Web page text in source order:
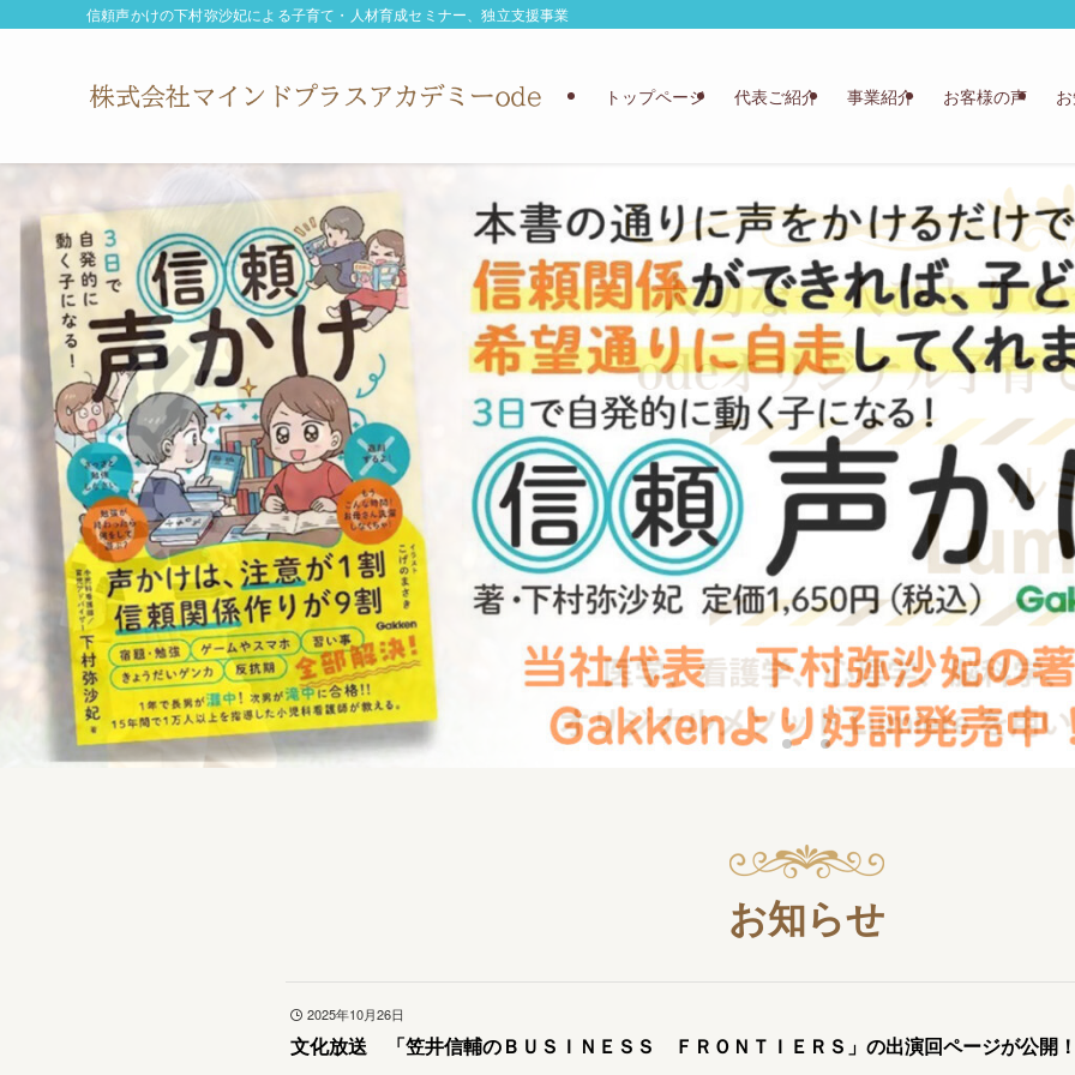
信頼声かけの下村弥沙妃による子育て・人材育成セミナー、独立支援事業
トップページ 代表ご紹介 事業紹介 お客様の声
お知らせ
2025年10月26日
文化放送 「笠井信輔のＢＵＳＩＮＥＳＳ ＦＲＯＮＴＩＥＲＳ」の出演回ページが公開